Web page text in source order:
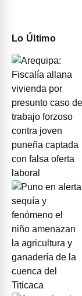
Lo Último